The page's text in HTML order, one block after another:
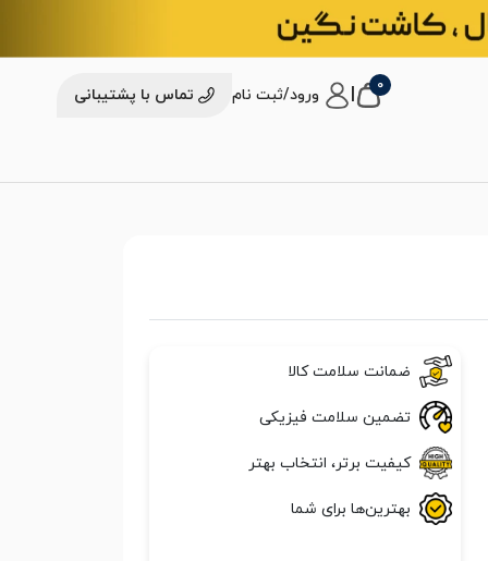
0 ورود/ثبت نام تماس با پشتیبانی
ضمانت سلامت کالا
تضمین سلامت فیزیکی
کیفیت برتر، انتخاب بهتر
بهترین‌ها برای شما